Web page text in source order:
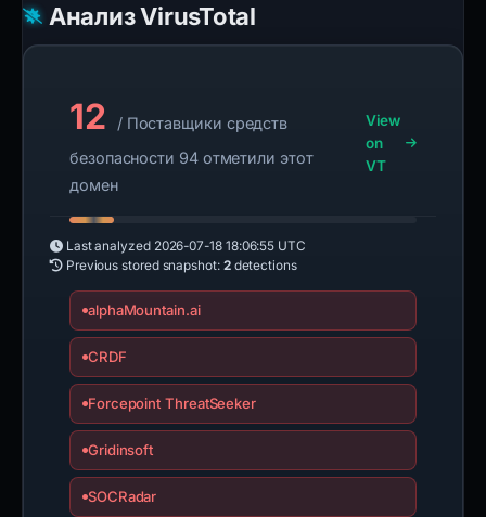
Анализ VirusTotal
12
/ Поставщики средств
безопасности 94 отметили этот
домен
View
on
VT
Last analyzed 2026-07-18 18:06:55 UTC
Previous stored snapshot: 2detections
alphaMountain.ai
CRDF
Forcepoint ThreatSeeker
Gridinsoft
SOCRadar